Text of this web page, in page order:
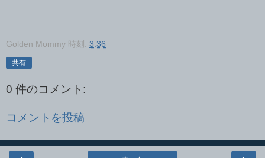
Golden Mommy 時刻: 3:36
共有
0 件のコメント:
コメントを投稿